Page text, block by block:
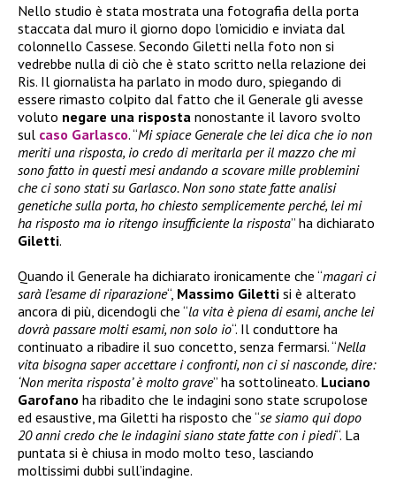
Nello studio è stata mostrata una fotografia della porta
staccata dal muro il giorno dopo l’omicidio e inviata dal
colonnello Cassese. Secondo Giletti nella foto non si
vedrebbe nulla di ciò che è stato scritto nella relazione dei
Ris. Il giornalista ha parlato in modo duro, spiegando di
essere rimasto colpito dal fatto che il Generale gli avesse
voluto negare una risposta nonostante il lavoro svolto
sul caso Garlasco. “Mi spiace Generale che lei dica che io non
meriti una risposta, io credo di meritarla per il mazzo che mi
sono fatto in questi mesi andando a scovare mille problemini
che ci sono stati su Garlasco. Non sono state fatte analisi
genetiche sulla porta, ho chiesto semplicemente perché, lei mi
ha risposto ma io ritengo insufficiente la risposta” ha dichiarato
Giletti.
Quando il Generale ha dichiarato ironicamente che “magari ci
sarà l’esame di riparazione“, Massimo Giletti si è alterato
ancora di più, dicendogli che “la vita è piena di esami, anche lei
dovrà passare molti esami, non solo io“. Il conduttore ha
continuato a ribadire il suo concetto, senza fermarsi. “Nella
vita bisogna saper accettare i confronti, non ci si nasconde, dire:
‘Non merita risposta’ è molto grave” ha sottolineato. Luciano
Garofano ha ribadito che le indagini sono state scrupolose
ed esaustive, ma Giletti ha risposto che “se siamo qui dopo
20 anni credo che le indagini siano state fatte con i piedi“. La
puntata si è chiusa in modo molto teso, lasciando
moltissimi dubbi sull’indagine.